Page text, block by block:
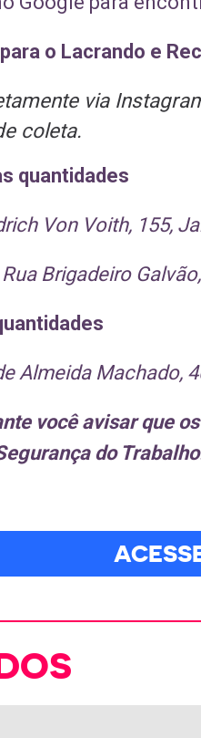
o Lacrando e
via
coleta.
quantidades
Von Voith, 155,
Brigadeiro
Almeida Machado,
você avisar que
do